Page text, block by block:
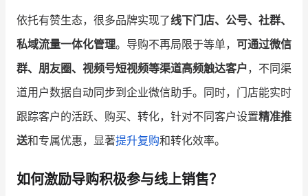
依托有赞生态，很多品牌实现了线下门店、公号、社群、
私域流量一体化管理。导购不再局限于等单， 可通过微信
群、朋友圈、视频号短视频等渠道高频触达客户，不同渠
道用户数据自动同步到企业微信助手。同时，门店能实时
跟踪客户的活跃、购买、转化，针对不同客户设置精准推
送和专属优惠，显著提升复购和转化效率。
如何激励导购积极参与线上销售？